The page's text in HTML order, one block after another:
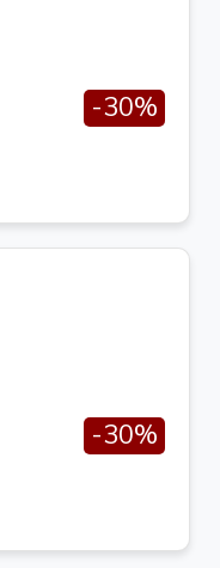
-30%
-30%